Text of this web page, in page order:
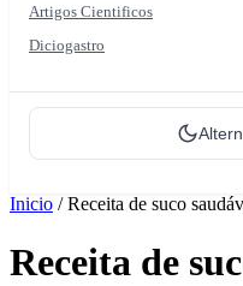
Artigos Cientificos
Diciogastro
Inicio / Receita de suco
Receita de